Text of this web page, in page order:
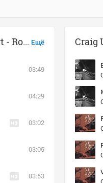
Ещё
Музыка похожая на Craig Urquhart - Romance
03:49
04:29
03:02
03:05
03:53
Craig